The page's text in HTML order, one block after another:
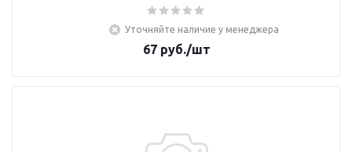
Уточняйте наличие у менеджера
67руб./шт